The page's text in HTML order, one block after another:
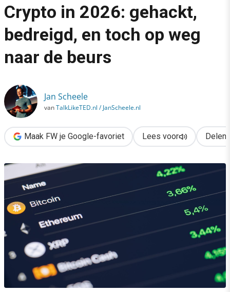
›
AI & Tech
Crypto in 2026: gehackt, bedreigd, en toch op weg naar de
Crypto in 2026: gehackt,
bedreigd, en toch op weg
naar de beurs
Jan Scheele
vanTalkLikeTED.nl / JanScheele.nl
Maak FW je Google-favoriet Lees voor Delen